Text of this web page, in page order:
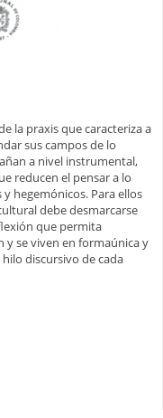
la praxis que caracteriza a
sus campos de lo
a nivel instrumental,
reducen el pensar a lo
hegemónicos. Para ellos
debe desmarcarse
que permita
y se viven en formaúnica y
discursivo de cada